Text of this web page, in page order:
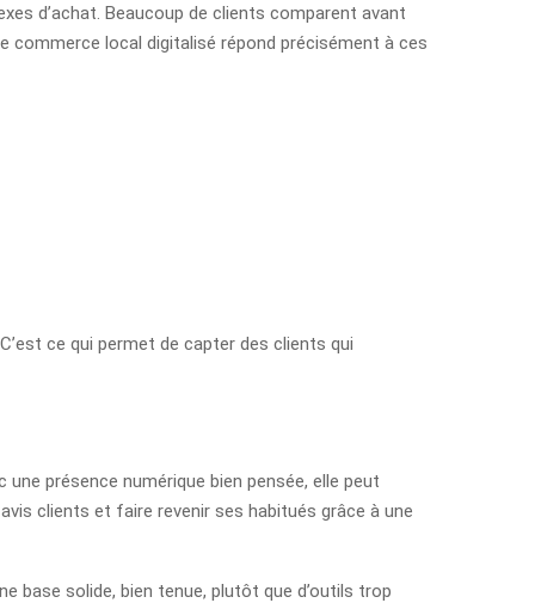
d’achat. Beaucoup de clients comparent avant
commerce local digitalisé répond précisément à ces
ce qui permet de capter des clients qui
présence numérique bien pensée, elle peut
clients et faire revenir ses habitués grâce à une
base solide, bien tenue, plutôt que d’outils trop